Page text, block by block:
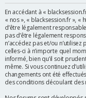
En accédant à «
« nos », « blacksession.fr »,
d’être légalement
pas d’être légalement
n’accédez pas et/ou
celles-ci à n’importe quel
informé, bien qu’il soit
même. Si vous continuez
changements ont été
des conditions découlant